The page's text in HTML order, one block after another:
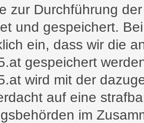
zur Durchführung
und gespeichert.
ein, dass wir die
gespeichert
wird mit der
auf eine
im